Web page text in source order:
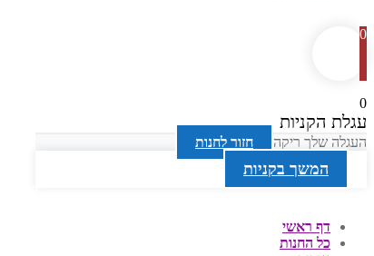
0
0
עגלת הקניות
העגלה שלך ריקה חזור לחנות
המשך בקניות
דף ראשי
כל החנות